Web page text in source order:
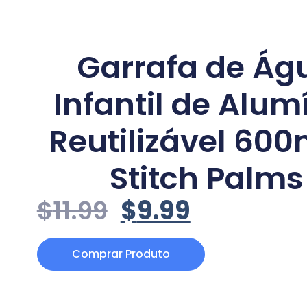
Garrafa de
Infantil de
Reutilizável
Stitch Palms
$11.99 $9.99
Comprar Produto